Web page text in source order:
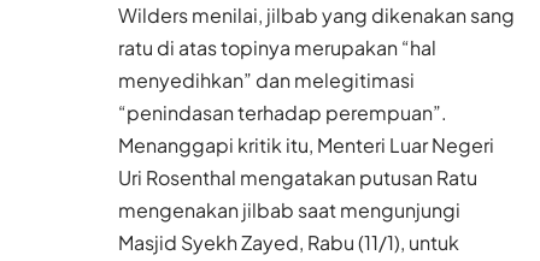
Wilders menilai, jilbab yang dikenakan sang
ratu di atas topinya merupakan “hal
menyedihkan” dan melegitimasi
“penindasan terhadap perempuan”.
Menanggapi kritik itu, Menteri Luar Negeri
Uri Rosenthal mengatakan putusan Ratu
mengenakan jilbab saat mengunjungi
Masjid Syekh Zayed, Rabu (11/1), untuk